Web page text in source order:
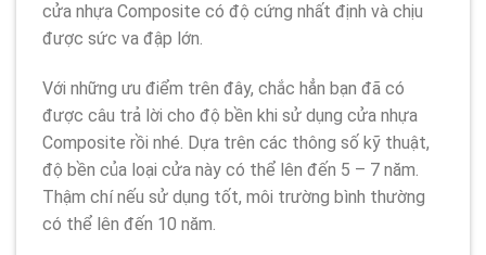
cửa nhựa Composite có độ cứng nhất định và chịu
được sức va đập lớn.
Với những ưu điểm trên đây, chắc hẳn bạn đã có
được câu trả lời cho độ bền khi sử dụng cửa nhựa
Composite rồi nhé. Dựa trên các thông số kỹ thuật,
độ bền của loại cửa này có thể lên đến 5 – 7 năm.
Thậm chí nếu sử dụng tốt, môi trường bình thường
có thể lên đến 10 năm.